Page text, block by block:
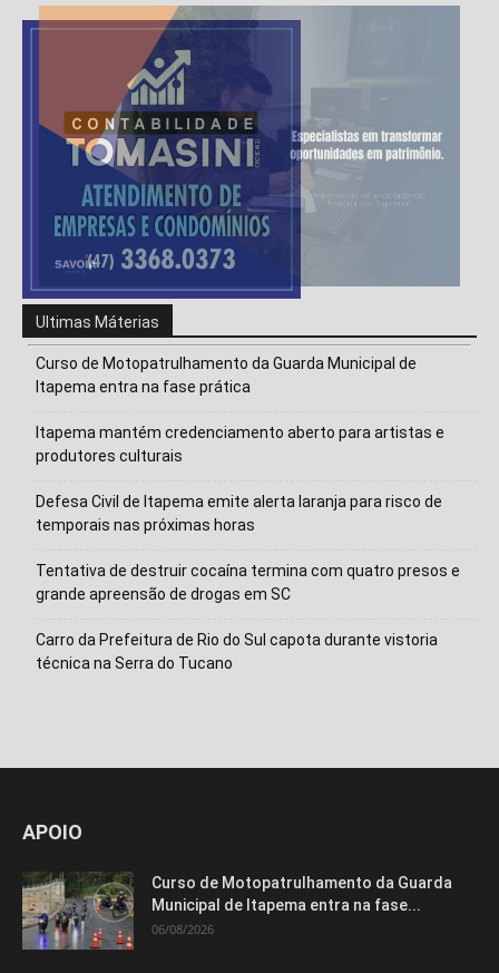
Ultimas Máterias
Curso de Motopatrulhamento da Guarda Municipal de
Itapema entra na fase prática
Itapema mantém credenciamento aberto para artistas e
produtores culturais
Defesa Civil de Itapema emite alerta laranja para risco de
temporais nas próximas horas
Tentativa de destruir cocaína termina com quatro presos e
grande apreensão de drogas em SC
Carro da Prefeitura de Rio do Sul capota durante vistoria
técnica na Serra do Tucano
APOIO
Curso de Motopatrulhamento da Guarda
Municipal de Itapema entra na fase...
06/08/2026